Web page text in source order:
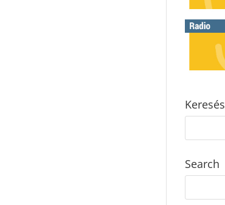
Keresés
Search